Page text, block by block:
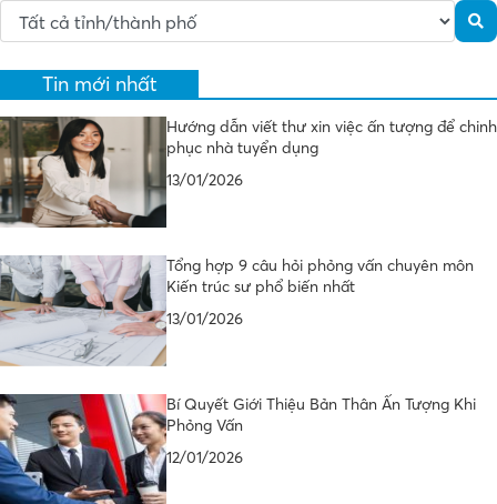
Tin mới nhất
Hướng dẫn viết thư xin việc ấn tượng để chinh
phục nhà tuyển dụng
13/01/2026
Tổng hợp 9 câu hỏi phỏng vấn chuyên môn
Kiến trúc sư phổ biến nhất
13/01/2026
Bí Quyết Giới Thiệu Bản Thân Ấn Tượng Khi
Phỏng Vấn
12/01/2026